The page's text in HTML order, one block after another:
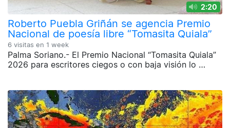
2:20
Roberto Puebla Griñán se agencia Premio
Nacional de poesía libre “Tomasita Quiala”
6 visitas en 1 week
Palma Soriano.- El Premio Nacional “Tomasita Quiala”
2026 para escritores ciegos o con baja visión lo …